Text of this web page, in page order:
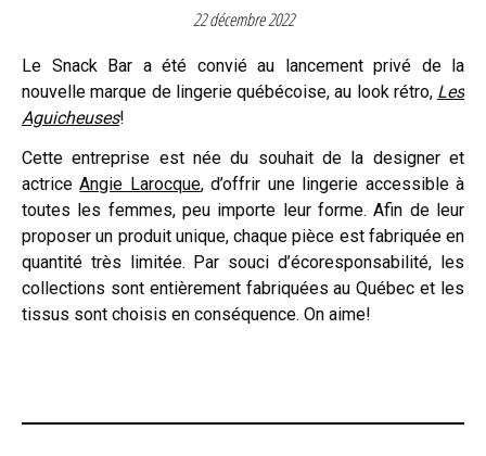
22 décembre 2022
Le Snack Bar a été convié au lancement privé de la
nouvelle marque de lingerie québécoise, au look rétro, Les
Aguicheuses!
Cette entreprise est née du souhait de la designer et
actriceAngie Larocque, d’offrir une lingerie accessible à
toutes les femmes, peu importe leur forme. Afin de leur
proposer un produit unique, chaque pièce est fabriquée en
quantité très limitée. Par souci d’écoresponsabilité, les
collections sont entièrement fabriquées au Québec et les
tissus sont choisis en conséquence. On aime!